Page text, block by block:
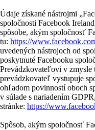
Údaje získané nástrojmi
spoločnosti Facebook
spôsobe, akým spoločnosť
tu: https://
uvedených nástrojoch od
poskytnuté Facebooku
Prevádzkovateľovi v
prevádzkovateľ vystupuje
ohľadom povinností oboch
v súlade s nariadením
stránke: https://
Spôsob, akým spoločnosť